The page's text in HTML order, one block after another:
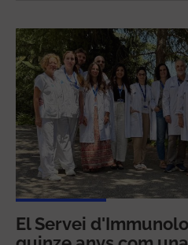
El Servei